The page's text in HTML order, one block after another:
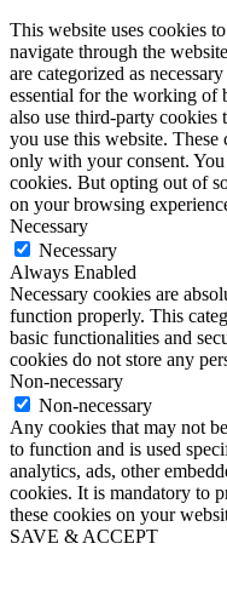
This website uses cookies
navigate through the
are categorized as
essential for the working of
also use third-party cookies
you use this website.
only with your consent.
cookies. But opting out of
on your browsing
Necessary
Necessary
Always Enabled
Necessary cookies are
function properly. This
basic functionalities and
cookies do not store any
Non-necessary
Non-necessary
Any cookies that may not
to function and is used
analytics, ads, other
cookies. It is mandatory to
these cookies on your
SAVE & ACCEPT